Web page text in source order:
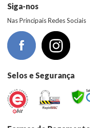
Siga-nos
Nas Principais Redes Sociais
Selos e Segurança